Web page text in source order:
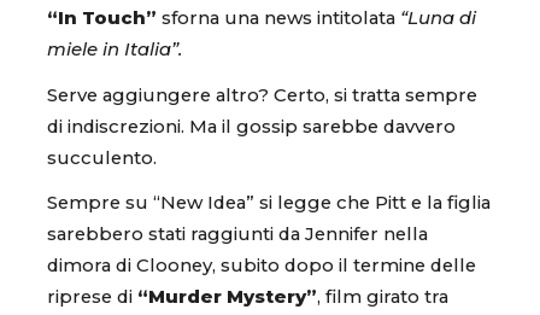
“In Touch” sforna una news intitolata “Luna di
miele in Italia”.
Serve aggiungere altro? Certo, si tratta sempre
di indiscrezioni. Ma il gossip sarebbe davvero
succulento.
Sempre su “New Idea” si legge che Pitt e la figlia
sarebbero stati raggiunti da Jennifer nella
dimora di Clooney, subito dopo il termine delle
riprese di “Murder Mystery”, film girato tra